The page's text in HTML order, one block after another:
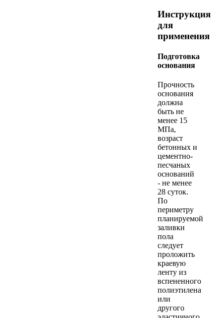
Инструкция
для
применения
Подготовка
основания
Прочность
основания
должна
быть не
менее 15
МПа,
возраст
бетонных и
цементно-
песчаных
оснований
- не менее
28 суток.
По
периметру
планируемой
заливки
пола
следует
проложить
краевую
ленту из
вспененного
полиэтилена
или
другого